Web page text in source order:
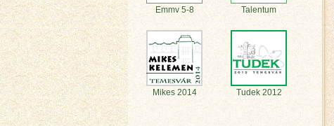
Emmv 5-8 Talentum
Mikes 2014 Tudek 2012